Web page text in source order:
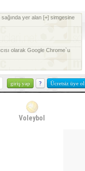
yer alan [+] simgesine
olarak Google Chrome`u
? Ücretsiz üye ol
Voleybol